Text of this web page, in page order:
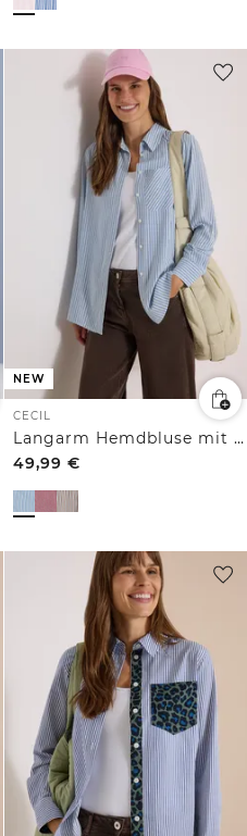
NEW
CECIL
Langarm Hemdbluse mit Streifen
49,99 €